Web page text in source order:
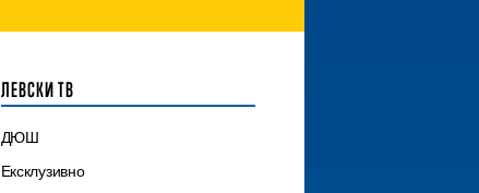
ЛЕВСКИ ТВ
ДЮШ
Ексклузивно